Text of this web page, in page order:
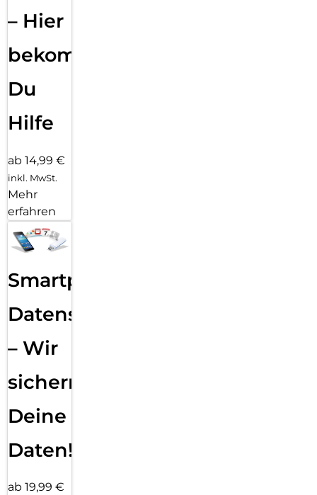
– Hier
bekommst
Du
Hilfe
ab 14,99 €
inkl. MwSt.
Mehr
erfahren
Smartphone
Datensicherung
– Wir
sichern
Deine
Daten!
ab 19,99 €